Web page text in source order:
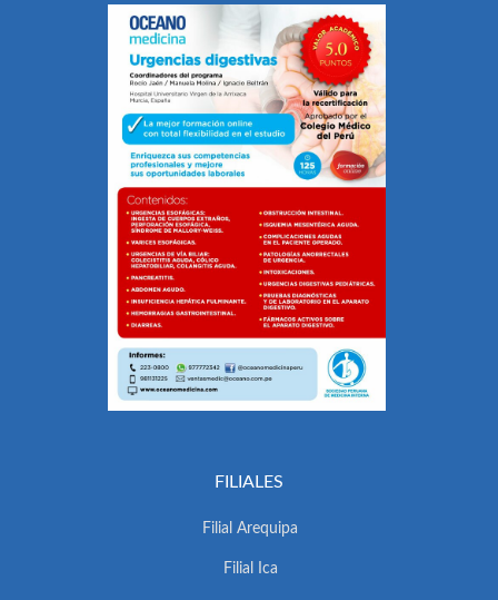
FILIALES
Filial Arequipa
Filial Ica